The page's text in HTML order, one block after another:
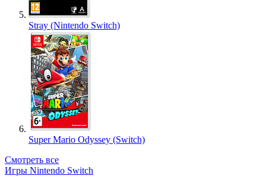
Stray (Nintendo Switch)
Super Mario Odyssey (Switch)
Смотреть все
Игры Nintendo Switch